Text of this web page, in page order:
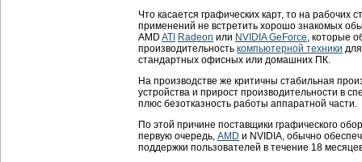
Что касается графических карт, то на рабочих
применений не встретить хорошо знакомых
AMD ATI Radeon или NVIDIA GeForce, которые
производительность компьютерной техники
стандартных офисных или домашних ПК.
На производстве же критичны стабильная
устройства и прирост производительности в
плюс безотказность работы аппаратной части.
По этой причине поставщики графического
первую очередь, AMD и NVIDIA, обычно
поддержки пользователей в течение 18